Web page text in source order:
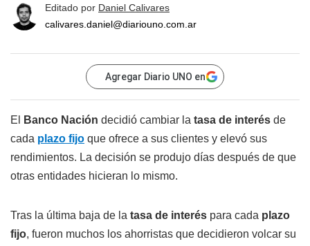
Editado por Daniel Calivares
calivares.daniel@diariouno.com.ar
Agregar Diario UNO en
El Banco Nación decidió cambiar la tasa de interés de
cada plazo fijo que ofrece a sus clientes y elevó sus
rendimientos. La decisión se produjo días después de que
otras entidades hicieran lo mismo.
Tras la última baja de la tasa de interés para cada plazo
fijo, fueron muchos los ahorristas que decidieron volcar su